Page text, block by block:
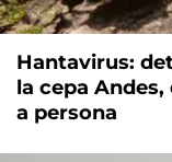
Hantavirus:
la cepa
a persona